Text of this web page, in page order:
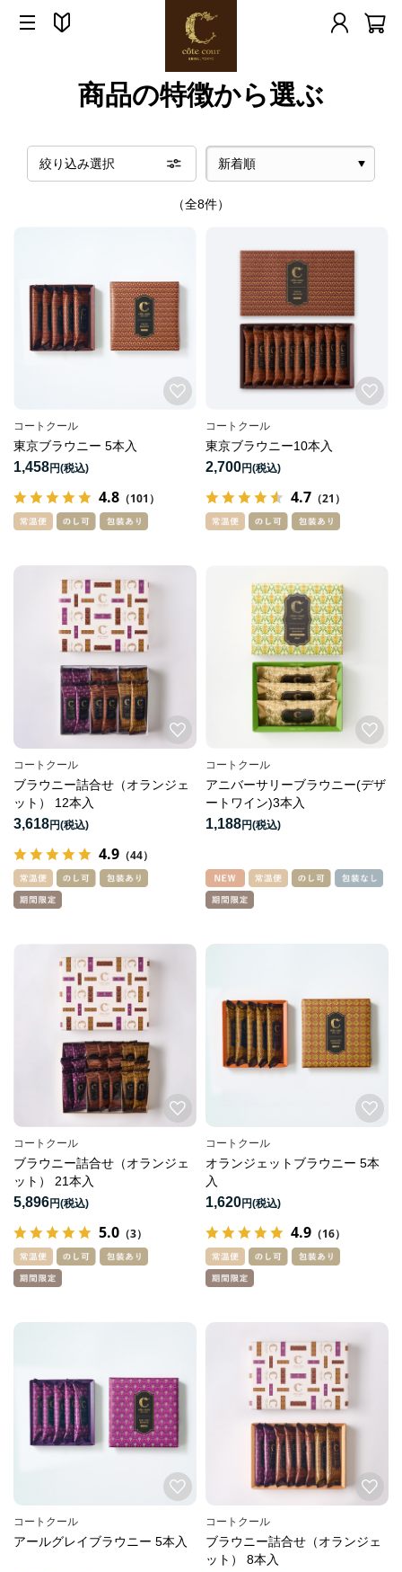
商品の特徴から選ぶ
絞り込み選択
（全8件）
コートクール
東京ブラウニー 5本入
1,458円
4.8 （101）
コートクール
東京ブラウニー10本入
2,700円
4.7 （21）
コートクール
ブラウニー詰合せ（オランジェ
ット） 12本入
3,618円
4.9 （44）
コートクール
アニバーサリーブラウニー(デザ
ートワイン)3本入
1,188円
コートクール
ブラウニー詰合せ（オランジェ
ット） 21本入
5,896円
5.0 （3）
コートクール
オランジェットブラウニー 5本
入
1,620円
4.9 （16）
コートクール
アールグレイブラウニー 5本入
コートクール
ブラウニー詰合せ（オランジェ
ット） 8本入